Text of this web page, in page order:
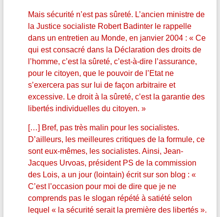
Mais sécurité n’est pas sûreté. L’ancien ministre de
la Justice socialiste Robert Badinter le rappelle
dans un entretien au Monde, en janvier 2004 : « Ce
qui est consacré dans la Déclaration des droits de
l’homme, c’est la sûreté, c’est-à-dire l’assurance,
pour le citoyen, que le pouvoir de l’Etat ne
s’exercera pas sur lui de façon arbitraire et
excessive. Le droit à la sûreté, c’est la garantie des
libertés individuelles du citoyen. »
[…] Bref, pas très malin pour les socialistes.
D’ailleurs, les meilleures critiques de la formule, ce
sont eux-mêmes, les socialistes. Ainsi, Jean-
Jacques Urvoas, président PS de la commission
des Lois, a un jour (lointain) écrit sur son blog : «
C’est l’occasion pour moi de dire que je ne
comprends pas le slogan répété à satiété selon
lequel « la sécurité serait la première des libertés ».